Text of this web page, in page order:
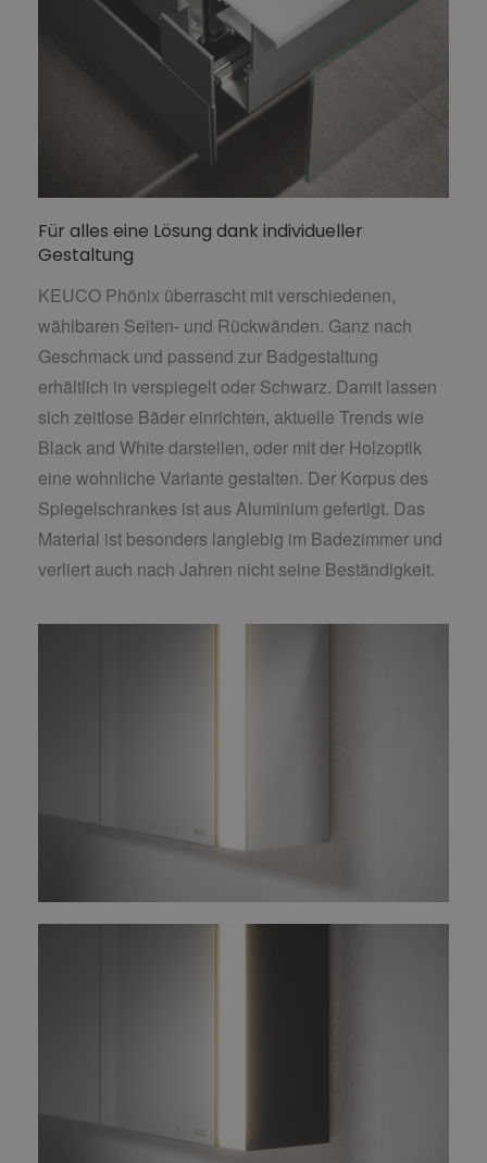
Für alles eine Lösung dank individueller
Gestaltung
KEUCO Phönix überrascht mit verschiedenen,
wählbaren Seiten- und Rückwänden. Ganz nach
Geschmack und passend zur Badgestaltung
erhältlich in verspiegelt oder Schwarz. Damit lassen
sich zeitlose Bäder einrichten, aktuelle Trends wie
Black and White darstellen, oder mit der Holzoptik
eine wohnliche Variante gestalten. Der Korpus des
Spiegelschrankes ist aus Aluminium gefertigt. Das
Material ist besonders langlebig im Badezimmer und
verliert auch nach Jahren nicht seine Beständigkeit.